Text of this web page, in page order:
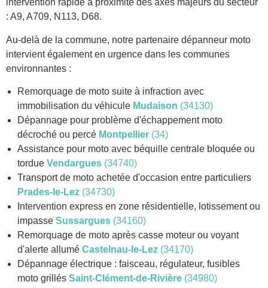
intervention rapide à proximité des axes majeurs du secteur
: A9, A709, N113, D68.
Au-delà de la commune, notre partenaire dépanneur moto
intervient également en urgence dans les communes
environnantes :
Remorquage de moto suite à infraction avec
immobilisation du véhicule Mudaison (34130)
Dépannage pour problème d'échappement moto
décroché ou percé Montpellier (34)
Assistance pour moto avec béquille centrale bloquée ou
tordue Vendargues (34740)
Transport de moto achetée d'occasion entre particuliers
Prades-le-Lez (34730)
Intervention express en zone résidentielle, lotissement ou
impasse Sussargues (34160)
Remorquage de moto après casse moteur ou voyant
d'alerte allumé Castelnau-le-Lez (34170)
Dépannage électrique : faisceau, régulateur, fusibles
moto grillés Saint-Clément-de-Rivière (34980)